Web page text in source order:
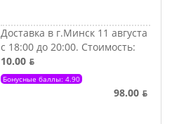
Доставка в г.Минск 11 августа
с 18:00 до 20:00. Стоимость:
10.00 ƃ
Бонусные баллы: 4.90
98.00 ƃ